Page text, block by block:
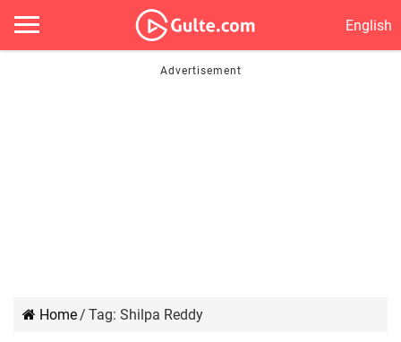
English
Home/ Tag: Shilpa Reddy